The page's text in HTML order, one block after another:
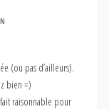
(ou pas d’ailleurs).
bien =)
raisonnable pour